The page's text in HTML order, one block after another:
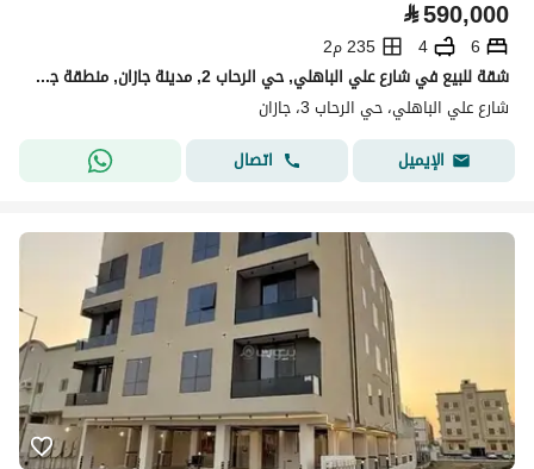
⃁590,000
6
4
235 م2
شقة للبيع في شارع علي الباهلي, حي الرحاب 2, مدينة جازان, منطقة جازان
شارع علي الباهلي، حي الرحاب 3، جازان
الإيميل
اتصال